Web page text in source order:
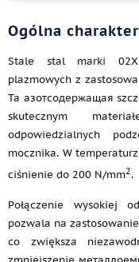
Ogólna
Stale stal marki
plazmowych z
Ta азотсодержащая
skutecznym
odpowiedzialnych
mocznika. W
ciśnienie do 200 N/mm2.
Połączenie wysokiej
pozwala na
co zwiększa